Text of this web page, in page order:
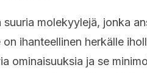
suuria molekyylejä, jonka
on ihanteellinen herkälle
ominaisuuksia ja se